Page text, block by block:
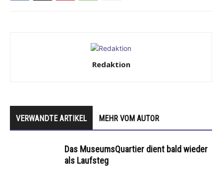
Redaktion
VERWANDTE ARTIKEL MEHR VOM AUTOR
Das MuseumsQuartier dient bald wieder
als Laufsteg